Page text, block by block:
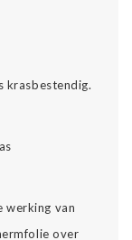
krasbestendig.
werking van
over